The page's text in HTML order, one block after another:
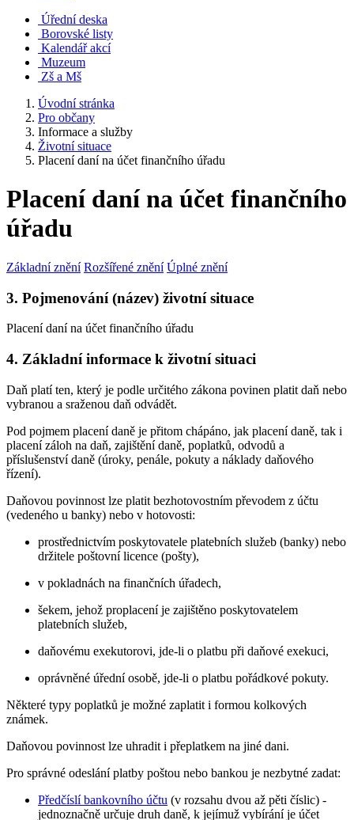
Úřední deska
Borovské listy
Kalendář akcí
Muzeum
Zš a Mš
Úvodní stránka
Pro občany
Informace a služby
Životní situace
Placení daní na účet finančního úřadu
Placení daní na účet finančního
úřadu
Základní znění Rozšířené znění Úplné znění
3. Pojmenování (název) životní situace
Placení daní na účet finančního úřadu
4. Základní informace k životní situaci
Daň platí ten, který je podle určitého zákona povinen platit daň nebo
vybranou a sraženou daň odvádět.
Pod pojmem placení daně je přitom chápáno, jak placení daně, tak i
placení záloh na daň, zajištění daně, poplatků, odvodů a
příslušenství daně (úroky, penále, pokuty a náklady daňového
řízení).
Daňovou povinnost lze platit bezhotovostním převodem z účtu
(vedeného u banky) nebo v hotovosti:
prostřednictvím poskytovatele platebních služeb (banky) nebo
držitele poštovní licence (pošty),
v pokladnách na finančních úřadech,
šekem, jehož proplacení je zajištěno poskytovatelem
platebních služeb,
daňovému exekutorovi, jde-li o platbu při daňové exekuci,
oprávněné úřední osobě, jde-li o platbu pořádkové pokuty.
Některé typy poplatků je možné zaplatit i formou kolkových
známek.
Daňovou povinnost lze uhradit i přeplatkem na jiné dani.
Pro správné odeslání platby poštou nebo bankou je nezbytné zadat:
Předčíslí bankovního účtu (v rozsahu dvou až pěti číslic) -
jednoznačně určuje druh daně, k jejímuž vybírání je účet